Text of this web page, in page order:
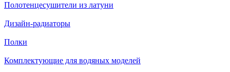
Полотенцесушители из латуни
Дизайн-радиаторы
Полки
Комплектующие для водяных моделей